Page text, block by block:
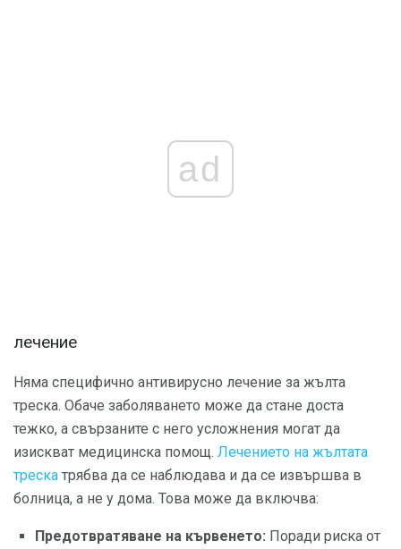
ad
лечение
Няма специфично антивирусно лечение за жълта
треска. Обаче заболяването може да стане доста
тежко, а свързаните с него усложнения могат да
изискват медицинска помощ. Лечението на жълтата
треска трябва да се наблюдава и да се извършва в
болница, а не у дома. Това може да включва:
Предотвратяване на кървенето: Поради риска от